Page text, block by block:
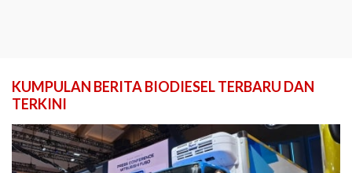
KUMPULAN BERITA BIODIESEL TERBARU DAN
TERKINI